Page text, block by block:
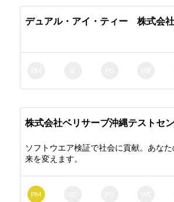
デュアル・アイ・ティー 株式会社
株式会社ベリサーブ沖縄テストセ
ソフトウエア検証で社会に貢献。あな
来を変えます。
PM